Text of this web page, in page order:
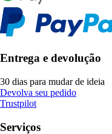
Entrega e devolução
30 dias para mudar de ideia
Devolva seu pedido
Trustpilot
Serviços